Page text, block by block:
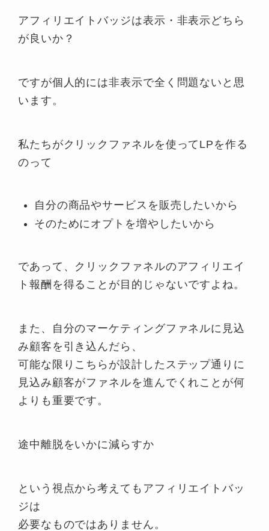
アフィリエイトバッジは表示・非表示どちら
が良いか？
ですが個人的には非表示で全く問題ないと思
います。
私たちがクリックファネルを使ってLPを作る
のって
自分の商品やサービスを販売したいから
そのためにオプトを増やしたいから
であって、クリックファネルのアフィリエイ
ト報酬を得ることが目的じゃないですよね。
また、自分のマーケティングファネルに見込
み顧客を引き込んだら、
可能な限りこちらが設計したステップ通りに
見込み顧客がファネルを進んでくれことが何
よりも重要です。
途中離脱をいかに減らすか
という視点から考えてもアフィリエイトバッ
ジは
必要なものではありません。